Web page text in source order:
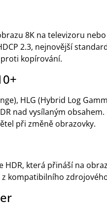
8K na televizoru
2.3, nejnovější
kopírování.
HLG (Hybrid Log
nad vysílaným
při změně obrazovky.
HDR, která přináší na
kompatibilního